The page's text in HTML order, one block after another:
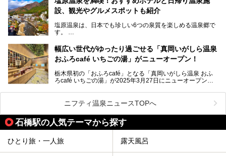
那須湯本の温泉街から少し離れた静かな環境、一軒宿ゆえに
許される露天風呂からの絶景、日帰り入浴や素泊まりで気楽
た。
2名1室利用で1人あたり4,500円～と、思い立ったらすぐに
───
提供元：アイコニア・ホスピタリティ株式会社【PR】
この記事はほったらかしの宿 ゆうふり那須高雄温泉ロッジ
設、観光やグルメスポットも紹介
塩原温泉は、日本でも珍しい6つの泉質を楽しめる温泉郷で
す。
栃木県の北部にある箒川のほとりに11の温泉地が点在し、
古くから多くの人々から癒やしの場として愛されてきまし
た。
温泉に加えて、豊かな自然を感じられる観光スポットや、こ
こでしか味わえないご当地グルメなど、多彩な魅力がある北
この記事では、塩原温泉の概要や魅力とともに、おすすめの
宿泊施設と観光・グルメスポット、日帰り温泉を順に紹介し
ます。
塩原温泉で、いつもの温泉旅行とは一味違う旅行体験をして
みませんか。
幅広い世代がゆったり過ごせる「真岡いがしら温泉
おふろcafé いちごの湯」がニューオープン！
栃木県初の「おふろcafé」となる「真岡いがしら温泉 おふ
ろcafé いちごの湯」が2025年3月27日にニューオープンす
メインとなる天然温泉のお風呂をはじめ、リラックスエリア
やキッズエリア、カフェレストランなど、施設の隅々までチ
ェックしてきました！
ニフティ温泉ニュースTOPへ
石橋駅の人気テーマから探す
ひとり旅・一人旅 露天風呂